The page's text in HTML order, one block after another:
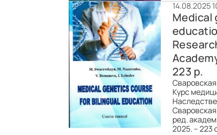
14.08.2025
Medical
223 p.
Курс
ред.
2025. – 223